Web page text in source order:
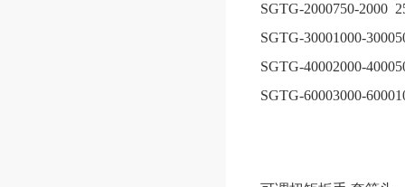
SGTG-2000750-2000
SGTG-30001000-3000
SGTG-40002000-4000
SGTG-60003000-6000